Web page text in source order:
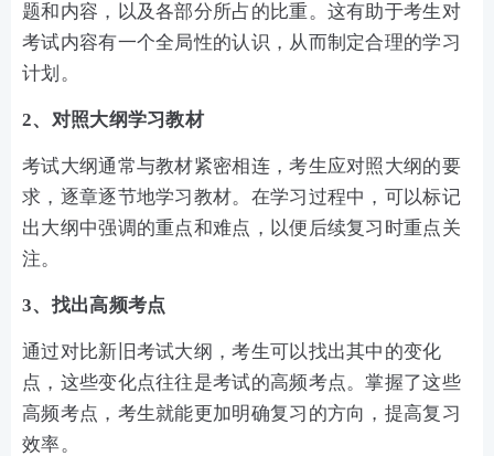
题和内容，以及各部分所占的比重。这有助于考生对
考试内容有一个全局性的认识，从而制定合理的学习
计划。
2、对照大纲学习教材
考试大纲通常与教材紧密相连，考生应对照大纲的要
求，逐章逐节地学习教材。在学习过程中，可以标记
出大纲中强调的重点和难点，以便后续复习时重点关
注。
3、找出高频考点
通过对比新旧考试大纲，考生可以找出其中的变化
点，这些变化点往往是考试的高频考点。掌握了这些
高频考点，考生就能更加明确复习的方向，提高复习
效率。